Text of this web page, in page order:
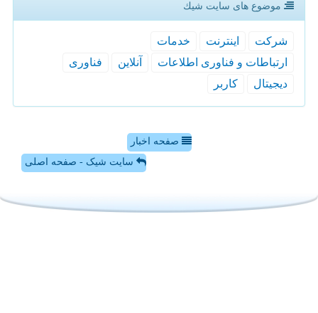
موضوع های سایت شیك
شركت اینترنت
خدمات
ارتباطات و فناوری اطلاعات
آنلاین
فناوری
دیجیتال
كاربر
صفحه اخبار
سایت شیک - صفحه اصلی